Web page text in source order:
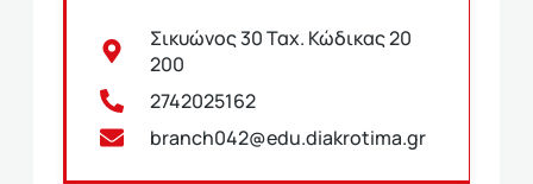
Σικυώνος 30 Ταχ. Κώδικας 20
200
2742025162
branch042@edu.diakrotima.gr